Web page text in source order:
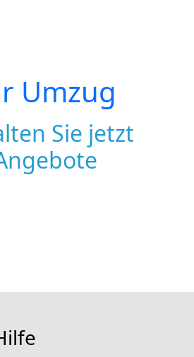
Umzug
Sie jetzt